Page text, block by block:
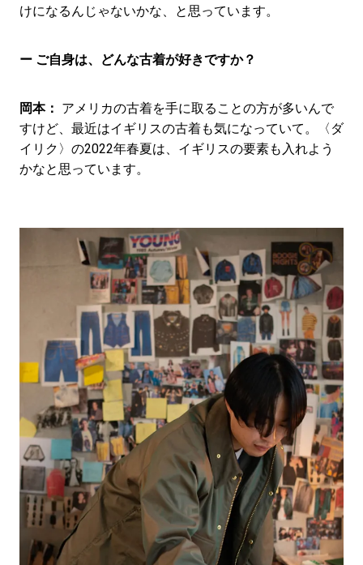
けになるんじゃないかな、と思っています。
ー ご自身は、どんな古着が好きですか？
岡本： アメリカの古着を手に取ることの方が多いんで
すけど、最近はイギリスの古着も気になっていて。〈ダ
イリク〉の2022年春夏は、イギリスの要素も入れよう
かなと思っています。